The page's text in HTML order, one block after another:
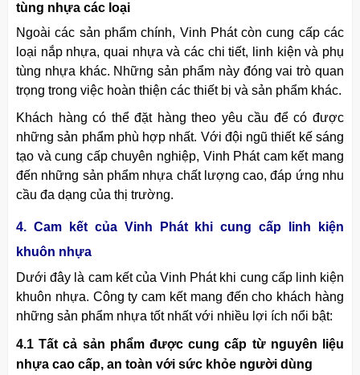
tùng nhựa các loại
Ngoài các sản phẩm chính, Vinh Phát còn cung cấp các
loại nắp nhựa, quai nhựa và các chi tiết, linh kiện và phụ
tùng nhựa khác. Những sản phẩm này đóng vai trò quan
trọng trong việc hoàn thiện các thiết bị và sản phẩm khác.
Khách hàng có thể đặt hàng theo yêu cầu để có được
những sản phẩm phù hợp nhất. Với đội ngũ thiết kế sáng
tạo và cung cấp chuyên nghiệp, Vinh Phát cam kết mang
đến những sản phẩm nhựa chất lượng cao, đáp ứng nhu
cầu đa dạng của thị trường.
4. Cam kết của Vinh Phát khi cung cấp linh kiện
khuôn nhựa
Dưới đây là cam kết của Vinh Phát khi cung cấp linh kiện
khuôn nhựa. Công ty cam kết mang đến cho khách hàng
những sản phẩm nhựa tốt nhất với nhiều lợi ích nổi bật:
4.1 Tất cả sản phẩm được cung cấp từ nguyên liệu
nhựa cao cấp, an toàn với sức khỏe người dùng